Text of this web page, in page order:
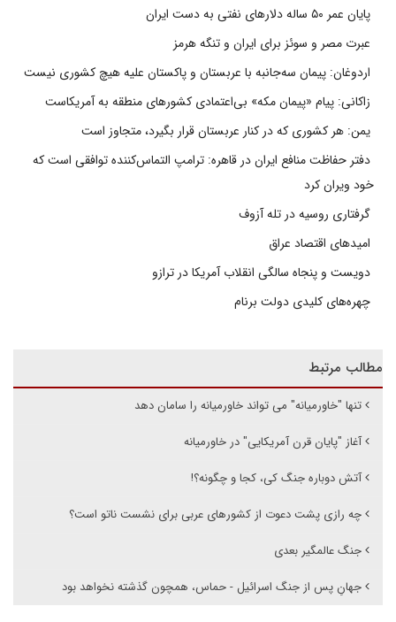
پایان عمر ۵۰ ساله دلارهای نفتی به دست ایران
عبرت مصر و سوئز برای ایران و تنگه هرمز
اردوغان: پیمان سه‌جانبه با عربستان و پاکستان علیه هیچ کشوری نیست
زاکانی: پیام «پیمان مکه» بی‌اعتمادی کشورهای منطقه به آمریکاست
یمن: هر کشوری که در کنار عربستان قرار بگیرد، متجاوز است
دفتر حفاظت منافع ایران در قاهره: ترامپ التماس‌کننده توافقی است که
خود ویران کرد
گرفتاری روسیه در تله آزوف
امیدهای اقتصاد عراق
دویست و پنجاه سالگی انقلاب آمریکا در ترازو
چهره‌های کلیدی دولت برنام
مطالب مرتبط
تنها "خاورمیانه" می تواند خاورمیانه را سامان دهد
آغاز "پایان قرن آمریکایی" در خاورمیانه
آتش دوباره جنگ کی، کجا و چگونه؟!
چه رازی پشت دعوت از کشورهای عربی برای نشست ناتو است؟
جنگ عالمگیر بعدی
جهانِ پس از جنگ اسرائیل - حماس، همچون گذشته نخواهد بود